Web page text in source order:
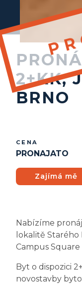
2+KK,
BRNO
CENA
PRONAJATO
Zajímá mě
Nabízíme
lokalitě
Campus Square
Byt o dispozici
novostavby